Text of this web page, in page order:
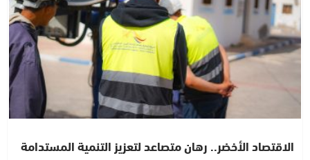
الاقتصاد الأخضر.. رهان متصاعد لتعزيز التنمية المستدامة